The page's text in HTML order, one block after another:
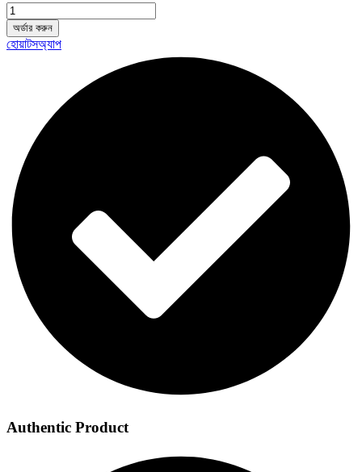
Nitotile
MPA
Grey/White
Tiles
অর্ডার করুন
হোয়াটসঅ্যাপ
Authentic Product